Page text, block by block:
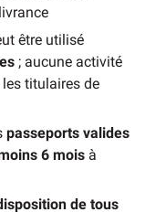
être utilisé
; aucune activité
titulaires de
passeports valides
6 mois à
de tous